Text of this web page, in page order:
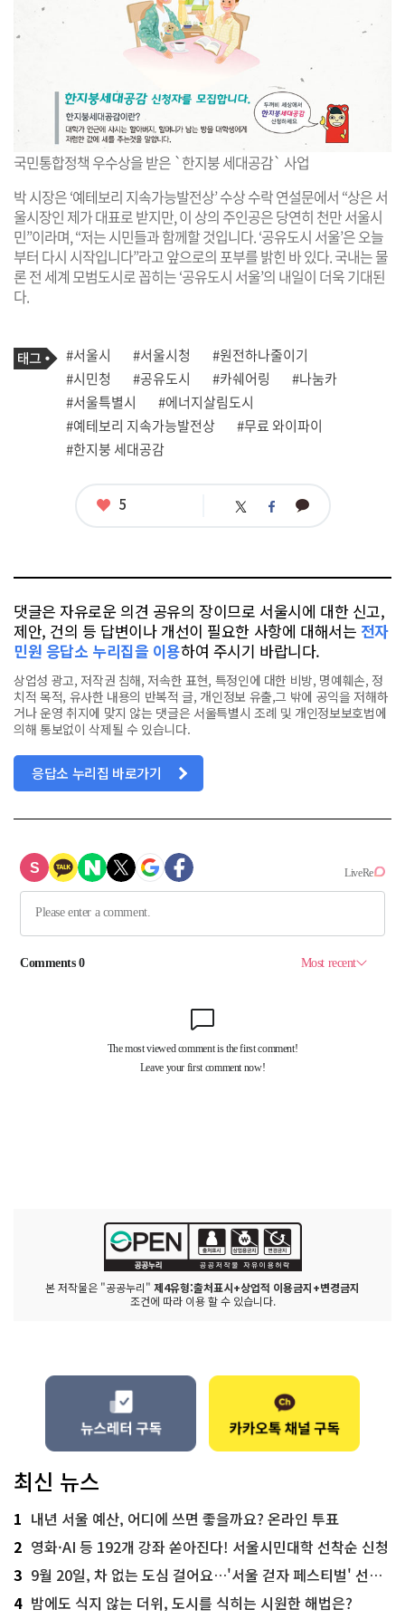
국민통합정책 우수상을 받은 `한지붕 세대공감` 사업
박 시장은 ‘예테보리 지속가능발전상’ 수상 수락 연설문에서 “상은 서
울시장인 제가 대표로 받지만, 이 상의 주인공은 당연히 천만 서울시
민”이라며, “저는 시민들과 함께할 것입니다. ‘공유도시 서울’은 오늘
부터 다시 시작입니다”라고 앞으로의 포부를 밝힌 바 있다. 국내는 물
론 전 세계 모범도시로 꼽히는 ‘공유도시 서울’의 내일이 더욱 기대된
다.
기
사
관
련
태
그
태
그
#서울시 #서울시청
#원전하나줄이기
#시민청
#공유도시 #카쉐어링
#나눔카
#서울특별시
#에너지살림도시
#예테보리 지속가능발전상
#무료 와이파이
#한지붕 세대공감
좋
5 트 페 카
댓글은 자유로운 의견 공유의 장이므로 서울시에 대한 신고,
제안, 건의 등 답변이나 개선이 필요한 사항에 대해서는 전자
민원 응답소 누리집을 이용하여 주시기 바랍니다.
상업성 광고, 저작권 침해, 저속한 표현, 특정인에 대한 비방, 명예훼손, 정
치적 목적, 유사한 내용의 반복적 글, 개인정보 유출,그 밖에 공익을 저해하
거나 운영 취지에 맞지 않는 댓글은 서울특별시 조례 및 개인정보보호법에
의해 통보없이 삭제될 수 있습니다.
응답소 누리집 바로가기
본 저작물은 "공공누리" 제4유형:출처표시+상업적 이용금지+변경금지
조건에 따라 이용 할 수 있습니다.
최신 뉴스
1 내년 서울 예산, 어디에 쓰면 좋을까요? 온라인 투표
2 영화·AI 등 192개 강좌 쏟아진다! 서울시민대학 선착순 신청
3 9월 20일, 차 없는 도심 걸어요…'서울 걷자 페스티벌' 선착순 5천명
4 밤에도 식지 않는 더위, 도시를 식히는 시원한 해법은?